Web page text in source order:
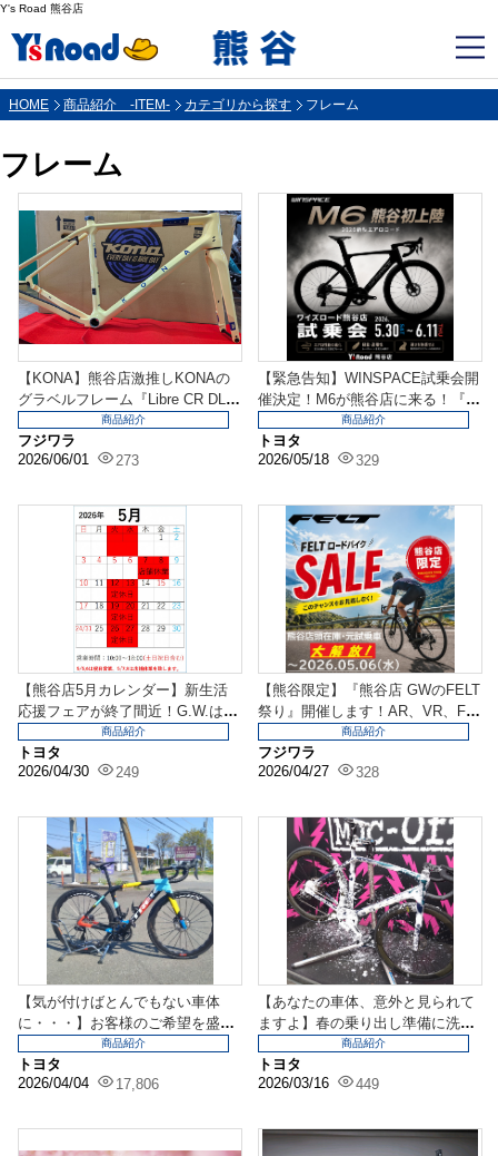
Y's Road 熊谷店
HOME 商品紹介 -ITEM- カテゴリから探す フレーム
フレーム
【KONA】熊谷店激推しKONAの
グラベルフレーム『Libre CR DL』
フジワラ
2026/06/01
273
商品紹介
【緊急告知】WINSPACE試乗会開
催決定！M6が熊谷店に来る！『W
トヨタ
2026/05/18
329
商品紹介
【熊谷店5月カレンダー】新生活
応援フェアが終了間近！G.W.は熊
谷店へ！[G.W...
トヨタ
2026/04/30
249
商品紹介
【熊谷限定】『熊谷店 GWのFELT
祭り』開催します！AR、VR、FR
がどれもお...
フジワラ
2026/04/27
328
商品紹介
【気が付けばとんでもない車体
に・・・】お客様のご希望を盛り
込んでいったらモンスタ...
トヨタ
2026/04/04
17,806
商品紹介
【あなたの車体、意外と見られて
ますよ】春の乗り出し準備に洗車
＆細かい注油を忘れて...
トヨタ
2026/03/16
449
商品紹介